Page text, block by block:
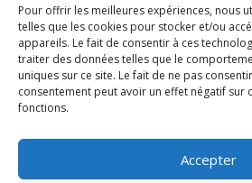
Pour offrir les meilleures expériences, nous
telles que les cookies pour stocker et/ou
appareils. Le fait de consentir à ces
traiter des données telles que le
uniques sur ce site. Le fait de ne pas
consentement peut avoir un effet négatif sur
fonctions.
Accepter
06 Juil 2026
Étude d’évaluabilité des Structures
d’accompagnement à l’autocréation
01 Juil 2026
Pénurie du personnel infirmier
Wallonie ?